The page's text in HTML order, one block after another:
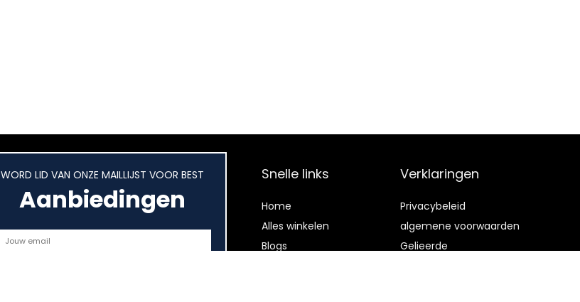
WORD LID VAN ONZE MAILLIJST VOOR BEST
Aanbiedingen
Snelle links
Home
Alles winkelen
Blogs
Verklaringen
Privacybeleid
algemene voorwaarden
Gelieerde